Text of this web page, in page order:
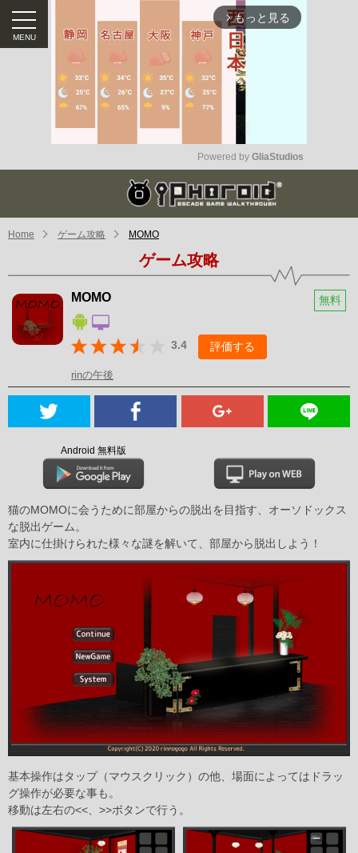
arrow_forward_ios もっと見る
Mute
Powered by GliaStudios
Home ゲーム攻略 MOMO
ゲーム攻略
MOMO 無料
3.4 評価する
rinの午後
Android 無料版
猫のMOMOに会うために部屋からの脱出を目指す、オーソドックス
な脱出ゲーム。
室内に仕掛けられた様々な謎を解いて、部屋から脱出しよう！
基本操作はタップ（マウスクリック）の他、場面によってはドラッ
グ操作が必要な事も。
移動は左右の<<、>>ボタンで行う。